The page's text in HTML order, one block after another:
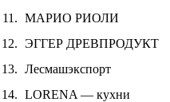
МАРИО РИОЛИ
ЭГГЕР ДРЕВПРОДУКТ
Лесмашэкспорт
LORENA — кухни